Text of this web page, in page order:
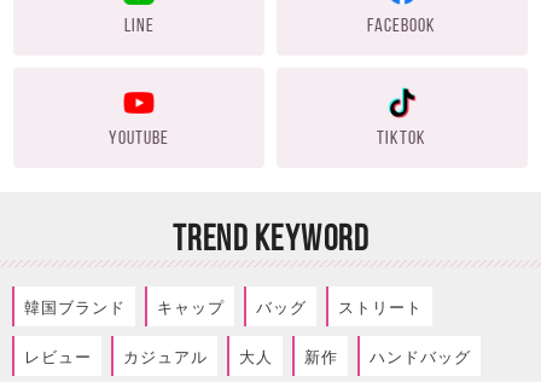
LINE FACEBOOK
YOUTUBE TIKTOK
TREND KEYWORD
韓国ブランド キャップ バッグ ストリート
レビュー カジュアル 大人 新作 ハンドバッグ